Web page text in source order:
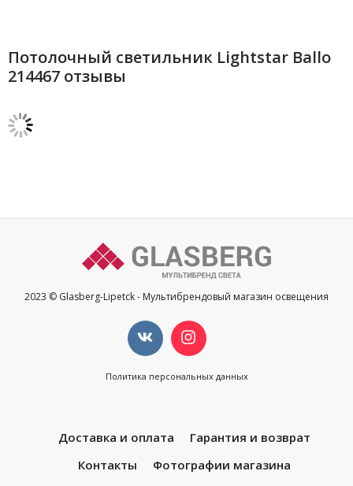
Потолочный светильник Lightstar Ballo
214467 отзывы
2023 © Glasberg-Lipetck - Мультибрендовый магазин освещения
Политика персональных данных
Доставка и оплата
Гарантия и возврат
Контакты
Фотографии магазина